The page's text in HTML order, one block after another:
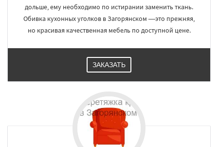
дольше, ему необходимо по истирании заменить ткань.
Обивка кухонных уголков в Загорянском —это прежняя,
но красивая качественная мебель по доступной цене.
ЗАКАЗАТЬ